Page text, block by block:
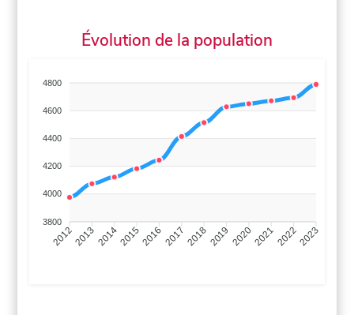
Évolution de la population
4800
4600
4400
4200
4000
3800
201220132014201520162017 20182019 2020202120222023